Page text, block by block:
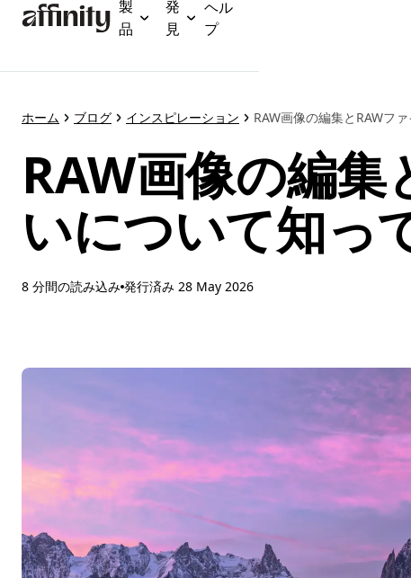
コ
製
品
発
見
ヘル
プ
ホーム ブログ インスピレーション RAW画像の編集とRAWフ
RAW画像の編
いについて知っ
8 分間の読み込み 発行済み 28 May 2026